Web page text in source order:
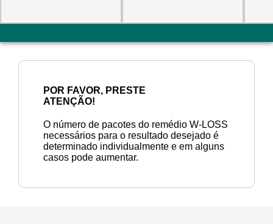
POR FAVOR, PRESTE
ATENÇÃO!
O número de pacotes do remédio W-LOSS
necessários para o resultado desejado é
determinado individualmente e em alguns
casos pode aumentar.